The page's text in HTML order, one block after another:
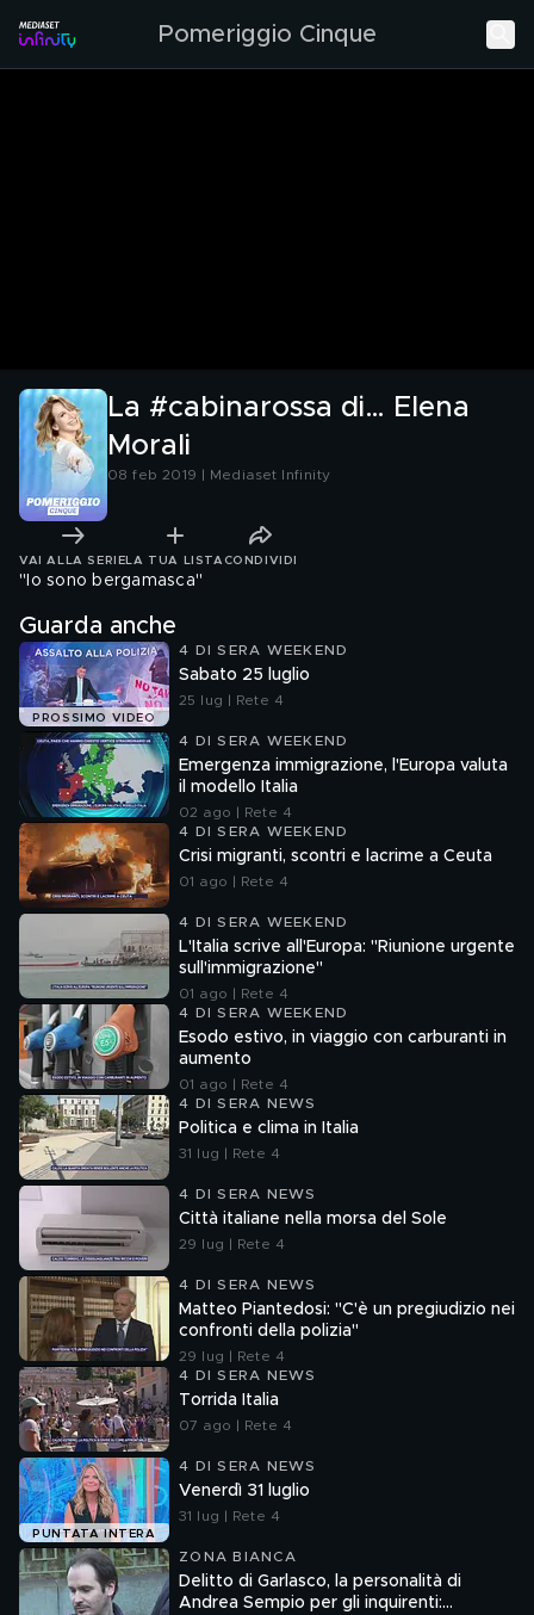
Pomeriggio Cinque
La #cabinarossa di… Elena
Morali
08 feb 2019 | Mediaset Infinity
VAI ALLA SERIE LA TUA LISTA CONDIVIDI
"Io sono bergamasca"
Guarda anche
PROSSIMO VIDEO
4 DI SERA WEEKEND
Sabato 25 luglio
25 lug | Rete 4
4 DI SERA WEEKEND
Emergenza immigrazione, l'Europa valuta
il modello Italia
02 ago | Rete 4
4 DI SERA WEEKEND
Crisi migranti, scontri e lacrime a Ceuta
01 ago | Rete 4
4 DI SERA WEEKEND
L'Italia scrive all'Europa: "Riunione urgente
sull'immigrazione"
01 ago | Rete 4
4 DI SERA WEEKEND
Esodo estivo, in viaggio con carburanti in
aumento
01 ago | Rete 4
4 DI SERA NEWS
Politica e clima in Italia
31 lug | Rete 4
4 DI SERA NEWS
Città italiane nella morsa del Sole
29 lug | Rete 4
4 DI SERA NEWS
Matteo Piantedosi: "C'è un pregiudizio nei
confronti della polizia"
29 lug | Rete 4
4 DI SERA NEWS
Torrida Italia
07 ago | Rete 4
PUNTATA INTERA
4 DI SERA NEWS
Venerdì 31 luglio
31 lug | Rete 4
ZONA BIANCA
Delitto di Garlasco, la personalità di
Andrea Sempio per gli inquirenti: